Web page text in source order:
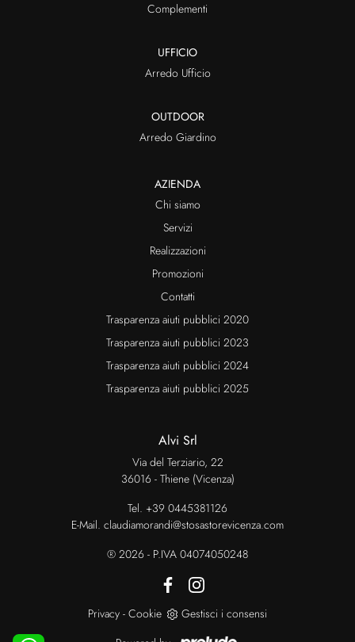
Complementi
UFFICIO
Arredo Ufficio
OUTDOOR
Arredo Giardino
AZIENDA
Chi siamo
Servizi
Realizzazioni
Promozioni
Contatti
Trasparenza aiuti pubblici 2020
Trasparenza aiuti pubblici 2023
Trasparenza aiuti pubblici 2024
Trasparenza aiuti pubblici 2025
Alvi Srl
Via del Terziario, 22
36016 - Thiene (Vicenza)
Tel. +39 0445381126
E-Mail. claudiamorandi@stosastorevicenza.com
® 2026 - P.IVA 04074050248
Privacy - Cookie
Gestisci i consensi